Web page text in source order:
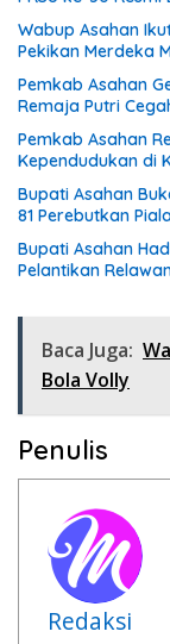
Wabup Asahan
Pekikan Merdeka
Pemkab Asahan
Remaja Putri
Pemkab Asahan
Kependudukan di
Bupati Asahan
81 Perebutkan
Bupati Asahan
Pelantikan
Baca Juga:
Bola Volly
Penulis
Redaksi